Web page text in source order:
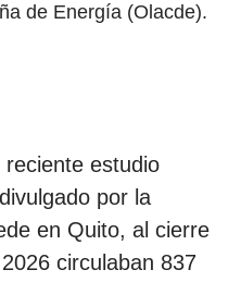
de Energía (Olacde).
estudio
por la
en Quito, al cierre
circulaban 837